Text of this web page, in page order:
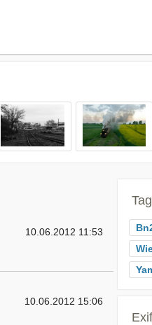
10.06.2012 11:53
10.06.2012 15:06
Exif